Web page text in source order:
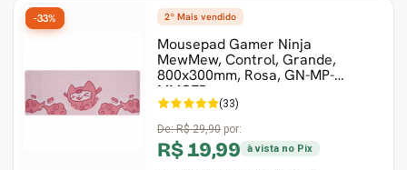
2º Mais vendido
Mousepad Gamer Ninja
MewMew, Control, Grande,
800x300mm, Rosa, GN-MP-
MMCEP
(33)
De:R$ 29,90 por:
R$ 19,99 à vista no Pix
-33%